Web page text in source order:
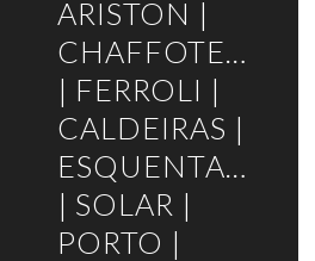
ARISTON |
CHAFFOTEAUX
| FERROLI |
CALDEIRAS |
ESQUENTADORES
| SOLAR |
PORTO |